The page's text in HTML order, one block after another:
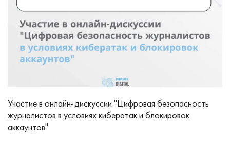
Участие в онлайн-дискуссии "Цифровая безопасность
журналистов в условиях кибератак и блокировок
аккаунтов"